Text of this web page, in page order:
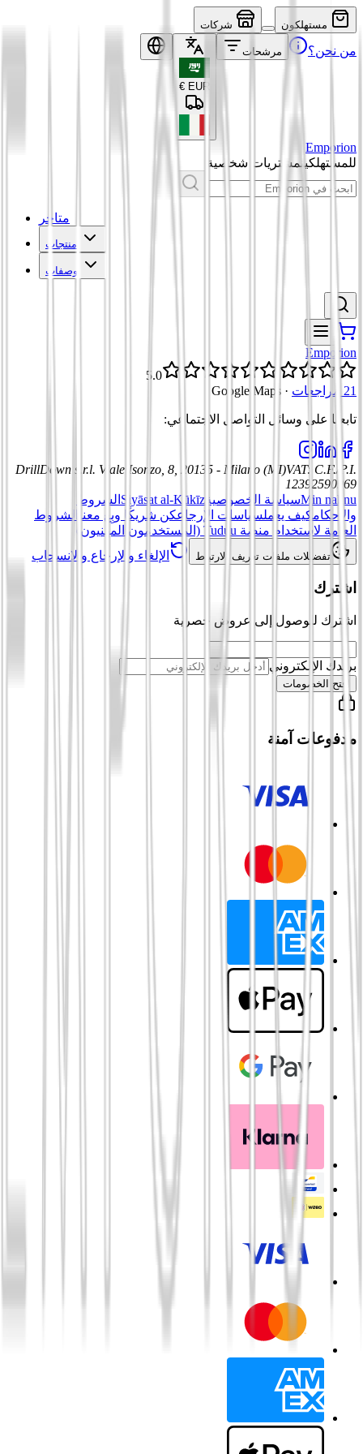
مستهلكون شركات
من نحن؟ مرشحات
EUR
€
Emporion
للمستهلكينمشتريات شخصية
متاجر
منتجات
وصفات
Emporion
5.0
21 مراجعات
·
Google Maps
تابعنا على وسائل التواصل الاجتماعي:
DrillDown s.r.l. Viale Isonzo, 8, 20135 - Milano (MI)VAT: C.F./P.I.
12392590969
Min nahnuسياسة الخصوصية Siyāsat al-Kūkīz الشروط
والأحكامكيف يعملسياسات الإرجاعكن شريكًا وبِع معنا
الشروط
العامة لاستخدام منصة Tuduu (المستخدمون المهنيون)
تفضيلات ملفات تعريف الارتباط الإلغاء والإرجاع والانسحاب
اشترك
اشترك للوصول إلى عروض حصرية
بريدك الإلكتروني
افتح الخصومات
مدفوعات آمنة